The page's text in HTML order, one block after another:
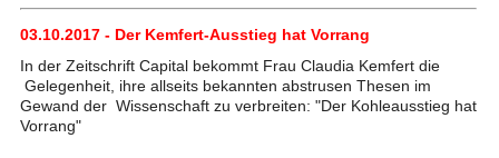
03.10.2017 - Der Kemfert-Ausstieg hat Vorrang
In der Zeitschrift Capital bekommt Frau Claudia Kemfert die
Gelegenheit, ihre allseits bekannten abstrusen Thesen im
Gewand der Wissenschaft zu verbreiten: "Der Kohleausstieg hat
Vorrang"